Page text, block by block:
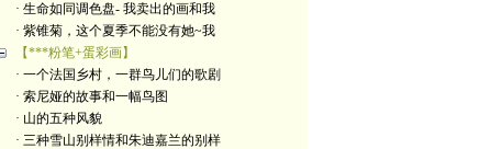
· 生命如同调色盘- 我卖出的画和我
· 紫锥菊，这个夏季不能没有她~我
【***粉笔+蛋彩画】
· 一个法国乡村，一群鸟儿们的歌剧
· 索尼娅的故事和一幅鸟图
· 山的五种风貌
· 三种雪山别样情和朱迪嘉兰的别样